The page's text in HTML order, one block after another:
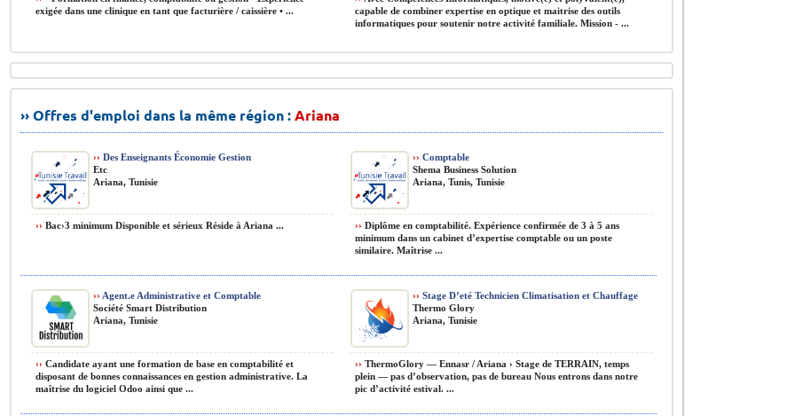
exigée dans une clinique en tant que facturière / caissière • ...
capable de combiner expertise en optique et maitrise des outils
informatiques pour soutenir notre activité familiale. Mission - ...
›› Offres d'emploi dans la même région :Ariana
›› Des Enseignants Économie Gestion
Etc
Ariana, Tunisie
›› Bac›3 minimum Disponible et sérieux Réside à Ariana ...
›› Comptable
Shema Business Solution
Ariana, Tunis, Tunisie
›› Diplôme en comptabilité. Expérience confirmée de 3 à 5 ans
minimum dans un cabinet d’expertise comptable ou un poste
similaire. Maîtrise ...
›› Agent.e Administrative et Comptable
Société Smart Distribution
Ariana, Tunisie
›› Candidate ayant une formation de base en comptabilité et
disposant de bonnes connaissances en gestion administrative. La
maîtrise du logiciel Odoo ainsi que ...
›› Stage D’eté Technicien Climatisation et Chauffage
Thermo Glory
Ariana, Tunisie
›› ThermoGlory — Ennasr / Ariana › Stage de TERRAIN, temps
plein — pas d’observation, pas de bureau Nous entrons dans notre
pic d’activité estival. ...